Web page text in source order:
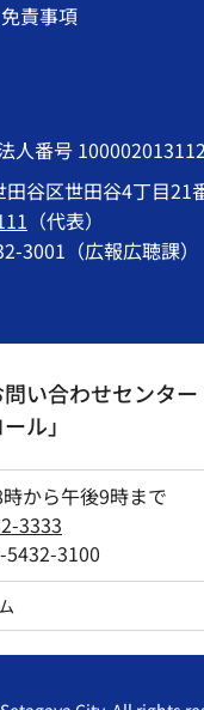
責事項
人番号
谷区世田谷4丁目21
（代表）
3001（広報広聴課）
問い合わせセンタ
ル」
から午後9時まで
3333
5432-3100